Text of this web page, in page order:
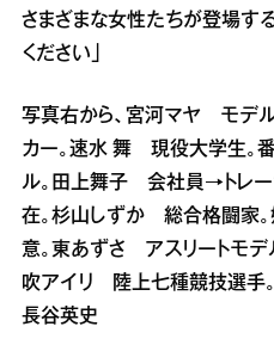
さまざまな女性たちが登場す
ください」
写真右から、宮河マヤ モデル
カー。速水 舞 現役大学生。
ル。田上舞子 会社員→トレー
在。杉山しずか 総合格闘家
意。東あずさ アスリートモデ
吹アイリ 陸上七種競技選手。
長谷英史